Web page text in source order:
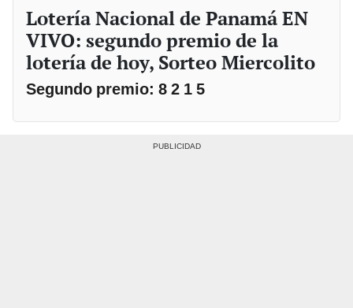
Lotería Nacional de Panamá EN
VIVO: segundo premio de la
lotería de hoy, Sorteo Miercolito
Segundo premio: 8 2 1 5